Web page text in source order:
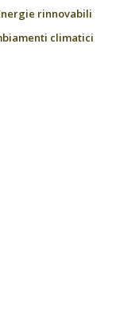
rinnovabili
climatici